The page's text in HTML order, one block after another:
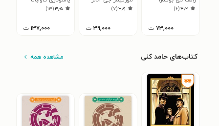
۴٫۲(۶)
۷۳,۰۰۰ ت
۳٫۹(۷)
۳۹,۰۰۰ ت
۳٫۵(۱۳)
۱۳۷,۰۰۰ ت
کتاب‌های حامد کنی مشاهده همه